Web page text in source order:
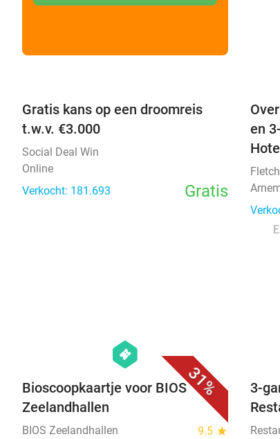
favorite_border
Gratis kans op een droomreis
t.w.v. €3.000
Social Deal Win
Online
Verkocht: 181.693
Gratis
en
31%
hexagon
events
Bioscoopkaartje voor BIOS
Zeelandhallen
BIOS Zeelandhallen 9.5 star
3-